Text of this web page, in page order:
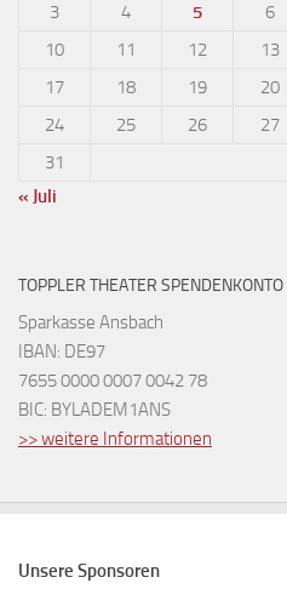
3
4 5 6
10
11 12 13
17
18 19 20
24
25 26 27
31
« Juli
TOPPLER THEATER SPENDENKONTO
Sparkasse Ansbach
IBAN: DE97
7655 0000 0007 0042 78
BIC: BYLADEM1ANS
>> weitere Informationen
Unsere Sponsoren